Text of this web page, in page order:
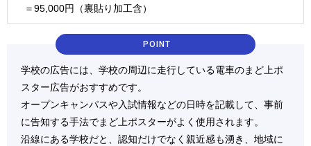
＝95,000円（裏貼り加工含）
POINT
学校の広告には、学校の周辺に走行している電車のまど上ポ
スター広告がおすすめです。
オープンキャンパスや入試情報などの日時を記載して、事前
に告知する手法でまど上ポスターがよく使用されます。
沿線にある学校だと、認知だけでなく親近感も湧き、地域に